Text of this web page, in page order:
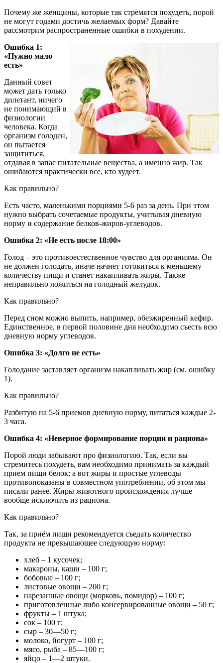
Почему же женщины, которые так стремятся похудеть, порой
не могут годами достичь желаемых форм? Давайте
рассмотрим распространенные ошибки в похудении.
Ошибка 1:
«Нужно мало
есть»
Данный совет
может дать только
дилетант, ничего
не понимающий в
физиологии
человека. Когда
организм голоден,
он пытается
защититься,
отдавая в запас питательные вещества, а именно жир. Так
ошибаются практически все, кто худеет.
Как правильно?
Есть часто, маленькими порциями 5-6 раз за день. При этом
нужно выбрать сочетаемые продукты, учитывая дневную
норму и содержание белков-жиров-углеводов.
Ошибка 2: «Не есть после 18:00»
Голод – это противоестественное чувство для организма. Он
не должен голодать, иначе начнет готовиться к меньшему
количеству пищи и станет накапливать жиры. Также
неправильно ложиться на голодный желудок.
Как правильно?
Перед сном можно выпить, например, обезжиренный кефир.
Единственное, в первой половине дня необходимо съесть всю
дневную норму углеводов.
Ошибка 3: «Долго не есть»
Голодание заставляет организм накапливать жир (см. ошибку
1).
Как правильно?
Разбитую на 5-6 приемов дневную норму, питаться каждые 2-
3 часа.
Ошибка 4: «Неверное формирование порции и рациона»
Порой люди забывают про физиологию. Так, если вы
стремитесь похудеть, вам необходимо принимать за каждый
прием пищи белок; а вот жиры и простые углеводы
противопоказаны в совместном употреблении, об этом мы
писали ранее. Жиры животного происхождения лучше
вообще исключить из рациона.
Как правильно?
Так, за приём пищи рекомендуется съедать количество
продукта не превышающее следующую норму:
хлеб – 1 кусочек;
макароны, каши – 100 г;
бобовые – 100 г;
листовые овощи – 200 г;
нарезанные овощи (морковь, помидор) – 100 г;
приготовленные либо консервированные овощи – 50 г;
фрукты – 1 штука;
сок – 100 г;
сыр – 30—50 г;
молоко, йогурт – 100 г;
мясо, рыба – 85—100 г;
яйцо – 1—2 штуки.